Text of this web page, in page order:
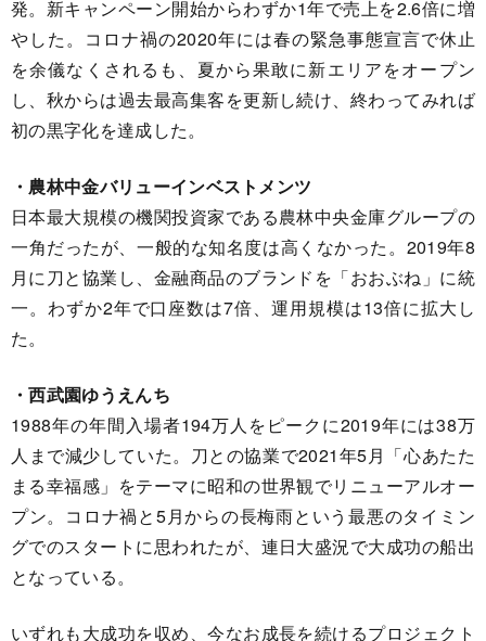
発。新キャンペーン開始からわずか1年で売上を2.6倍に増
やした。コロナ禍の2020年には春の緊急事態宣言で休止
を余儀なくされるも、夏から果敢に新エリアをオープン
し、秋からは過去最高集客を更新し続け、終わってみれば
初の黒字化を達成した。
・農林中金バリューインベストメンツ
日本最大規模の機関投資家である農林中央金庫グループの
一角だったが、一般的な知名度は高くなかった。2019年8
月に刀と協業し、金融商品のブランドを「おおぶね」に統
一。わずか2年で口座数は7倍、運用規模は13倍に拡大し
た。
・西武園ゆうえんち
1988年の年間入場者194万人をピークに2019年には38万
人まで減少していた。刀との協業で2021年5月「心あたた
まる幸福感」をテーマに昭和の世界観でリニューアルオー
プン。コロナ禍と5月からの長梅雨という最悪のタイミン
グでのスタートに思われたが、連日大盛況で大成功の船出
となっている。
いずれも大成功を収め、今なお成長を続けるプロジェクト